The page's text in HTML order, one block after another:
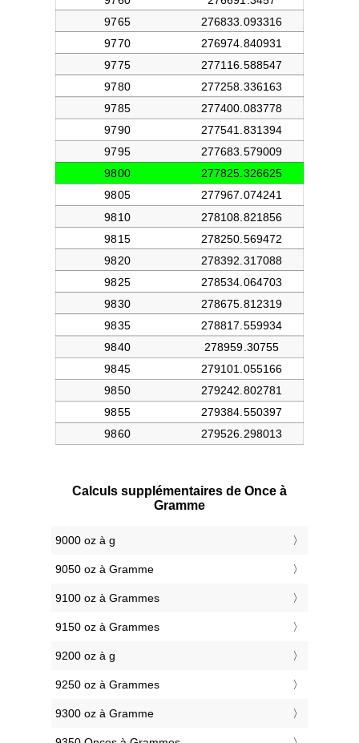
Calculs supplémentaires de Once à
Gramme
9000 oz à g
9050 oz à Gramme
9100 oz à Grammes
9150 oz à Grammes
9200 oz à g
9250 oz à Grammes
9300 oz à Gramme